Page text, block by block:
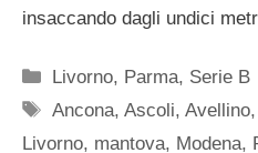
insaccando dagli undici
Categorie
Livorno, Parma, Serie B
Tag
Ancona,Ascoli,Avellino,
Livorno, mantova, Modena,